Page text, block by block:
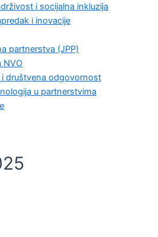
i socijalna inkluzija
i inovacije
partnerstva (JPP)
NVO
i društvena odgovornost
u partnerstvima